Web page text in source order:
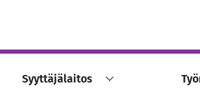
Syyttäjälaitos